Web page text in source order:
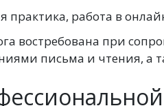
практика, работа в
востребована при
письма и чтения, а